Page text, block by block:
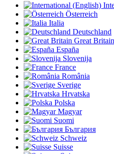
Österreich
Italia
Deutschland
Great Britain
España
Slovenija
France
România
Sverige
Hrvatska
Polska
Magyar
Suomi
България
Schweiz
Suisse